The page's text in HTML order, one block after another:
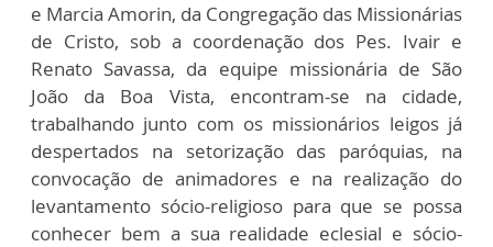
e Marcia Amorin, da Congregação das Missionárias
de Cristo, sob a coordenação dos Pes. Ivair e
Renato Savassa, da equipe missionária de São
João da Boa Vista, encontram-se na cidade,
trabalhando junto com os missionários leigos já
despertados na setorização das paróquias, na
convocação de animadores e na realização do
levantamento sócio-religioso para que se possa
conhecer bem a sua realidade eclesial e sócio-